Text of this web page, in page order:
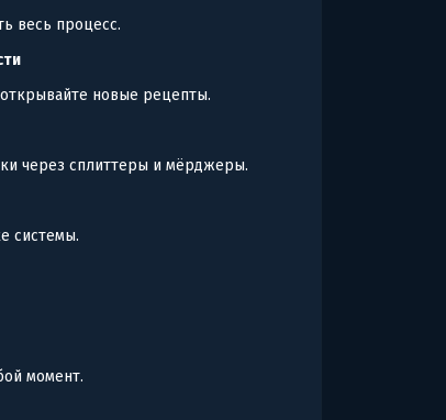
весь процесс.
новые рецепты.
через сплиттеры и мёрджеры.
системы.
момент.